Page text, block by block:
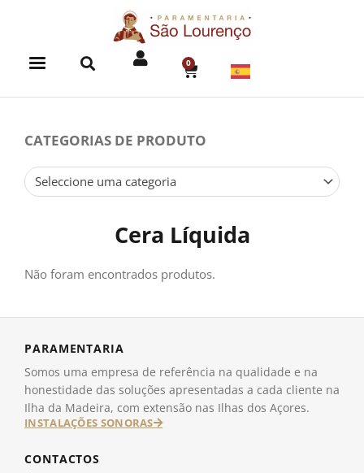
0
CART
CATEGORIAS DE PRODUTO
Seleccione uma categoria
Cera Líquida
Não foram encontrados produtos.
PARAMENTARIA
Somos uma empresa de referência na qualidade e na
honestidade das soluções apresentadas a cada cliente na
Ilha da Madeira, com extensão nas Ilhas dos Açores.
INSTALAÇÕES SONORAS
CONTACTOS